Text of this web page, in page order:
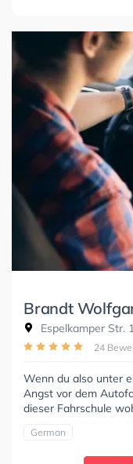
Brandt
Espelkamper Str.
24
Wenn du also unter
Angst vor dem
dieser Fahrschule
German